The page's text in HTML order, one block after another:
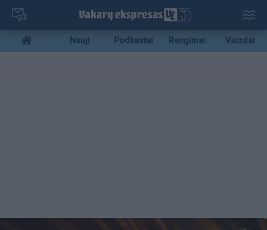
Pereiti
pagrindinį
turinį
Mobile
menu
Nauji Podkastai Renginiai Vaizdai